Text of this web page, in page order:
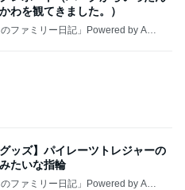
たいな指輪
のファミリー日記」Powered by Ame
内販売ではない、機内販売】@JA
ディズニー風味〜